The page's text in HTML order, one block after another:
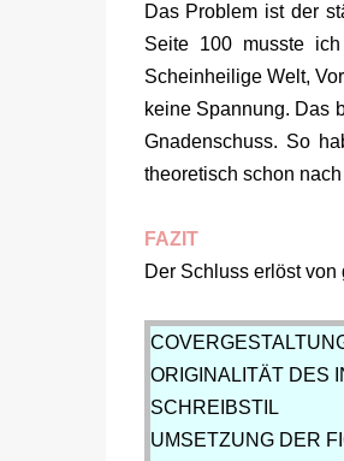
Das Problem ist der
Seite 100 musste
Scheinheilige Welt,
keine Spannung. Das
Gnadenschuss. So
theoretisch schon
FAZIT
Der Schluss erlöst
ORIGINALITÄT
SCHREIBSTIL
UMSETZUNG DER